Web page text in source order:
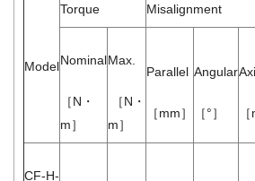
Model
Torque Misalignment
Nominal
［N・
m］
Max.
［N・
m］
Parallel
［mm］
Angular
［°］
CF-H-